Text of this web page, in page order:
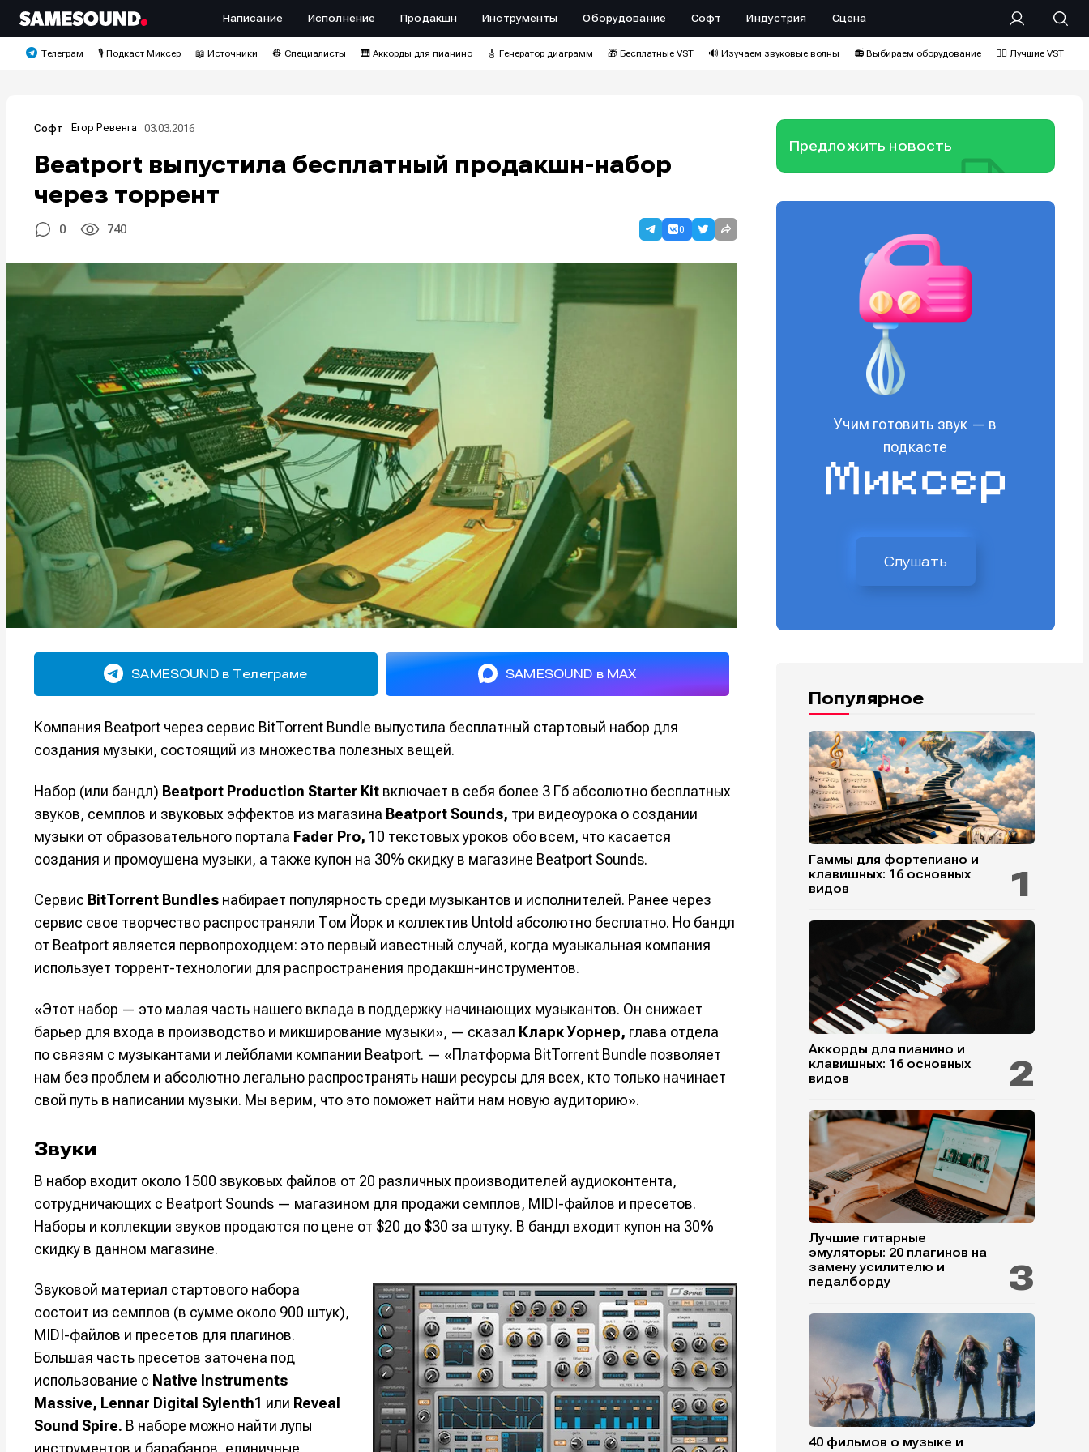
Написание
Исполнение
Продакшн
Инструменты
Написание
Исполнение
Продакшн
Инструменты
Написание Исполнение Продакшн Инструменты Оборудование Софт Индустрия Сцена
Телеграм 🎙️ Подкаст Миксер 📖 Источники 👷 Специалисты 🎹 Аккорды для пианино 🎸 Генератор диаграмм 🎁 Бесплатные VST 🔊 Изучаем звуковые волны 📻 Выбираем оборудование ❤️‍🔥 Лучшие VST
Софт Егор Ревенга 03.03.2016
Beatport выпустила бесплатный продакшн-набор
через торрент
0 740 0
SAMESOUND в Телеграме SAMESOUND в MAX
Компания Beatport через сервис BitTorrent Bundle выпустила бесплатный стартовый набор для
создания музыки, состоящий из множества полезных вещей.
Набор (или бандл) Beatport Production Starter Kit включает в себя более 3 Гб абсолютно бесплатных
звуков, семплов и звуковых эффектов из магазина Beatport Sounds, три видеоурока о создании
музыки от образовательного портала Fader Pro, 10 текстовых уроков обо всем, что касается
создания и промоушена музыки, а также купон на 30% скидку в магазине Beatport Sounds.
Сервис BitTorrent Bundles набирает популярность среди музыкантов и исполнителей. Ранее через
сервис свое творчество распространяли Том Йорк и коллектив Untold абсолютно бесплатно. Но бандл
от Beatport является первопроходцем: это первый известный случай, когда музыкальная компания
использует торрент-технологии для распространения продакшн-инструментов.
«Этот набор — это малая часть нашего вклада в поддержку начинающих музыкантов. Он снижает
барьер для входа в производство и микширование музыки», — сказал Кларк Уорнер, глава отдела
по связям с музыкантами и лейблами компании Beatport. — «Платформа BitTorrent Bundle позволяет
нам без проблем и абсолютно легально распространять наши ресурсы для всех, кто только начинает
свой путь в написании музыки. Мы верим, что это поможет найти нам новую аудиторию».
Звуки
В набор входит около 1500 звуковых файлов от 20 различных производителей аудиоконтента,
сотрудничающих с Beatport Sounds — магазином для продажи семплов, MIDI-файлов и пресетов.
Наборы и коллекции звуков продаются по цене от $20 до $30 за штуку. В бандл входит купон на 30%
скидку в данном магазине.
Звуковой материал стартового набора
состоит из семплов (в сумме около 900 штук),
MIDI-файлов и пресетов для плагинов.
Большая часть пресетов заточена под
использование с Native Instruments
Massive, Lennar Digital Sylenth1 или Reveal
Sound Spire. В наборе можно найти лупы
инструментов и барабанов, единичные
Предложить новость
Учим готовить звук — в
подкасте
Слушать
Популярное
Гаммы для фортепиано и
клавишных: 16 основных
видов
Аккорды для пианино и
клавишных: 16 основных
видов
Лучшие гитарные
эмуляторы: 20 плагинов на
замену усилителю и
педалборду
40 фильмов о музыке и